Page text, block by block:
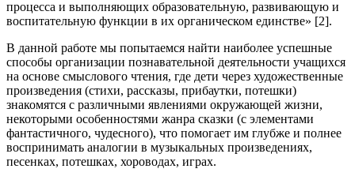
процесса и выполняющих образовательную, развивающую и
воспитательную функции в их органическом единстве» [2].
В данной работе мы попытаемся найти наиболее успешные
способы организации познавательной деятельности учащихся
на основе смыслового чтения, где дети через художественные
произведения (стихи, рассказы, прибаутки, потешки)
знакомятся с различными явлениями окружающей жизни,
некоторыми особенностями жанра сказки (с элементами
фантастичного, чудесного), что помогает им глубже и полнее
воспринимать аналогии в музыкальных произведениях,
песенках, потешках, хороводах, играх.